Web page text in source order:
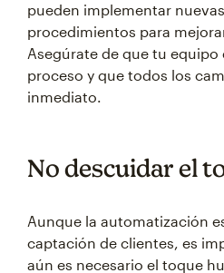
pueden implementar
procedimientos para
Asegúrate de que tu equipo
proceso y que todos los
inmediato.
No descuidar el
Aunque la automatización
captación de clientes, es
aún es necesario el toque